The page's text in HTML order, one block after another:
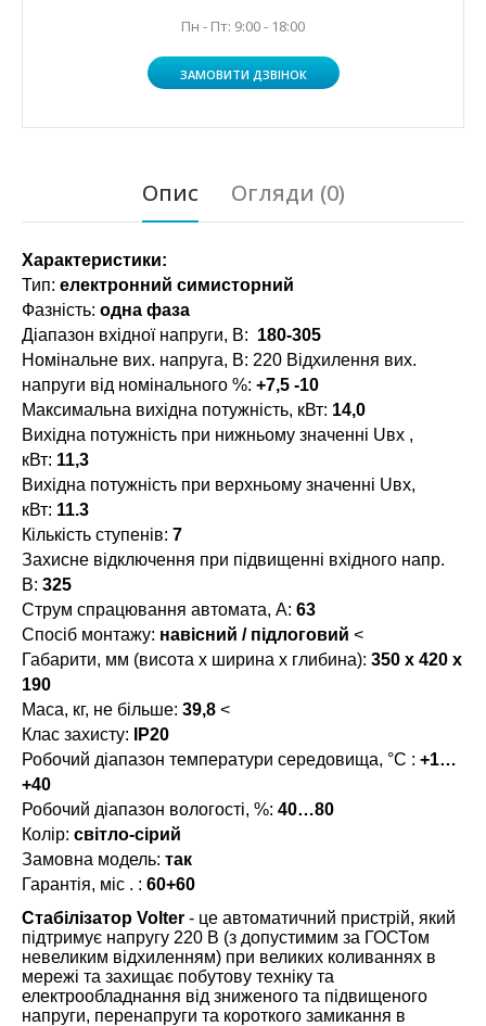
Пн - Пт: 9:00 - 18:00
ЗАМОВИТИ ДЗВІНОК
Опис Огляди (0)
Характеристики:
Тип: електронний симисторний
Фазність: одна фаза
Діапазон вхідної напруги, В: 180-305
Номінальне вих. напруга, В: 220 Відхилення вих.
напруги від номінального %: +7,5 -10
Максимальна вихідна потужність, кВт: 14,0
Вихідна потужність при нижньому значенні Uвх ,
кВт: 11,3
Вихідна потужність при верхньому значенні Uвх,
кВт: 11.3
Кількість ступенів: 7
Захисне відключення при підвищенні вхідного напр.
В: 325
Струм спрацювання автомата, А: 63
Спосіб монтажу: навісний / підлоговий <
Габарити, мм (висота x ширина x глибина): 350 х 420 х
190
Маса, кг, не більше: 39,8 <
Клас захисту: IP20
Робочий діапазон температури середовища, °С : +1…
+40
Робочий діапазон вологості, %: 40…80
Колір: світло-сірий
Замовна модель: так
Гарантія, міс . : 60+60
Стабілізатор Volter - це автоматичний пристрій, який
підтримує напругу 220 В (з допустимим за ГОСТом
невеликим відхиленням) при великих коливаннях в
мережі та захищає побутову техніку та
електрообладнання від зниженого та підвищеного
напруги, перенапруги та короткого замикання в